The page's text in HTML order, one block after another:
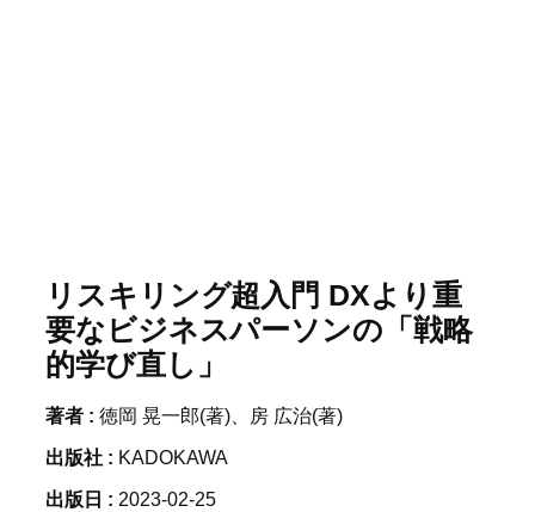
リスキリング超入門 DXより重
要なビジネスパーソンの「戦略
的学び直し」
著者 : 徳岡 晃一郎(著)、房 広治(著)
出版社 : KADOKAWA
出版日 : 2023-02-25